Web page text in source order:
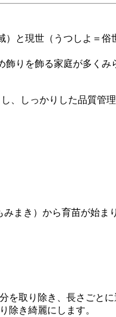
と現世（うつしよ＝
りを飾る家庭が多く
しっかりした品質管
まき）から育苗が始ま
を取り除き、長さごと
除き綺麗にします。